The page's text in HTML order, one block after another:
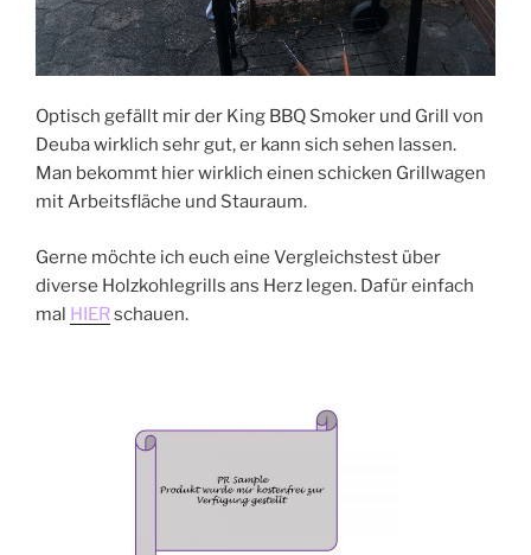
Optisch gefällt mir der King BBQ Smoker und Grill von
Deuba wirklich sehr gut, er kann sich sehen lassen.
Man bekommt hier wirklich einen schicken Grillwagen
mit Arbeitsfläche und Stauraum.
Gerne möchte ich euch eine Vergleichstest über
diverse Holzkohlegrills ans Herz legen. Dafür einfach
mal HIERschauen.